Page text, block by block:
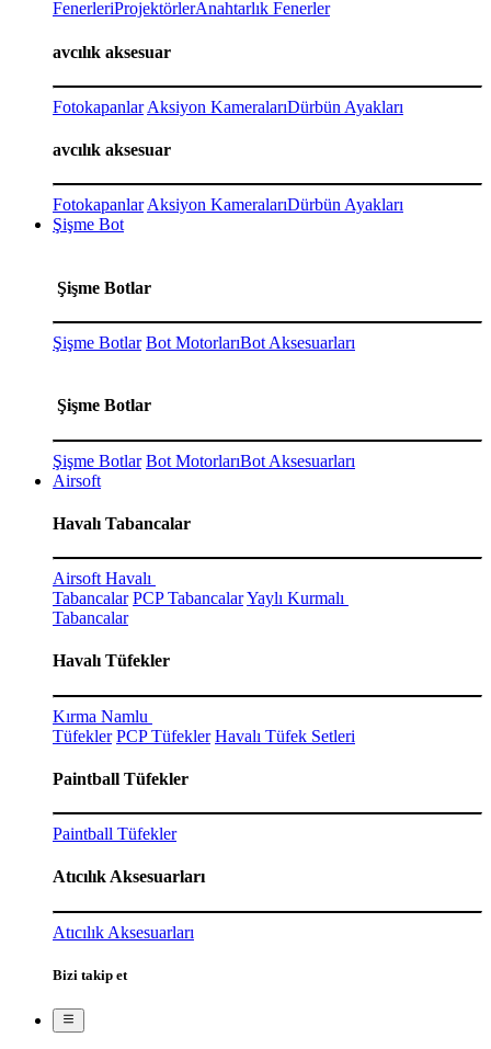
FenerleriProjektörlerAnahtarlık Fenerler
avcılık aksesuar
Fotokapanlar Aksiyon KameralarıDürbün Ayakları
avcılık aksesuar
FotokapanlarAksiyon KameralarıDürbün Ayakları
Şişme Bot
Şişme Botlar
Şişme Botlar Bot MotorlarıBot Aksesuarları
Şişme Botlar
Şişme Botlar Bot MotorlarıBot Aksesuarları
Airsoft
Havalı Tabancalar
Airsoft Havalı
Tabancalar PCP TabancalarYaylı Kurmalı
Tabancalar
Havalı Tüfekler
Kırma Namlu
Tüfekler PCP Tüfekler Havalı Tüfek Setleri
Paintball Tüfekler
Paintball Tüfekler
Atıcılık Aksesuarları
Atıcılık Aksesuarları
Bizi takip et